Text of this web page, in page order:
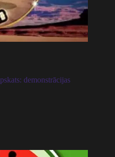
demonstrācijas